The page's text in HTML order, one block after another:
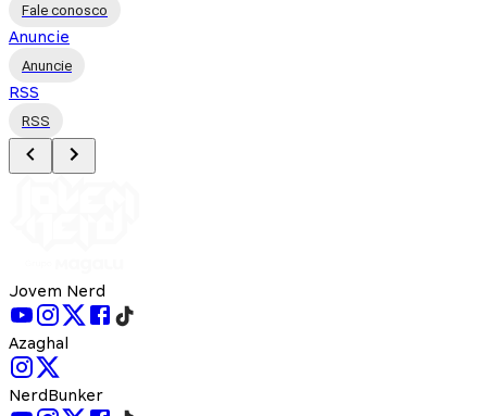
Fale conosco
Anuncie
Anuncie
RSS
RSS
Jovem Nerd
Azaghal
NerdBunker